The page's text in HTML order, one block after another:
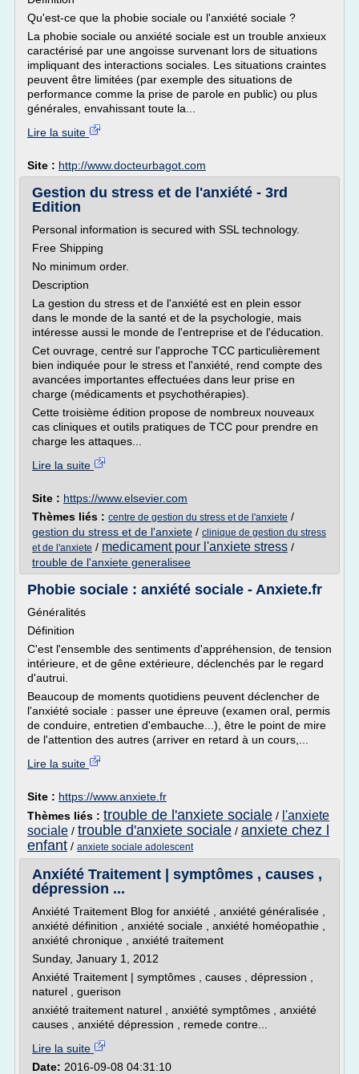
Qu'est-ce que la phobie sociale ou l'anxiété sociale ?
La phobie sociale ou anxiété sociale est un trouble anxieux
caractérisé par une angoisse survenant lors de situations
impliquant des interactions sociales. Les situations craintes
peuvent être limitées (par exemple des situations de
performance comme la prise de parole en public) ou plus
générales, envahissant toute la...
Lire la suite
Site : http://www.docteurbagot.com
Gestion du stress et de l'anxiété - 3rd
Edition
Personal information is secured with SSL technology.
Free Shipping
No minimum order.
Description
La gestion du stress et de l'anxiété est en plein essor
dans le monde de la santé et de la psychologie, mais
intéresse aussi le monde de l'entreprise et de l'éducation.
Cet ouvrage, centré sur l'approche TCC particulièrement
bien indiquée pour le stress et l'anxiété, rend compte des
avancées importantes effectuées dans leur prise en
charge (médicaments et psychothérapies).
Cette troisième édition propose de nombreux nouveaux
cas cliniques et outils pratiques de TCC pour prendre en
charge les attaques...
Lire la suite
Site : https://www.elsevier.com
Thèmes liés : centre de gestion du stress et de l'anxiete /
gestion du stress et de l'anxiete / clinique de gestion du stress
et de l'anxiete / medicament pour l'anxiete stress /
trouble de l'anxiete generalisee
Phobie sociale : anxiété sociale - Anxiete.fr
Généralités
Définition
C'est l'ensemble des sentiments d'appréhension, de tension
intérieure, et de gêne extérieure, déclenchés par le regard
d'autrui.
Beaucoup de moments quotidiens peuvent déclencher de
l'anxiété sociale : passer une épreuve (examen oral, permis
de conduire, entretien d'embauche...), être le point de mire
de l'attention des autres (arriver en retard à un cours,...
Lire la suite
Site : https://www.anxiete.fr
Thèmes liés : trouble de l'anxiete sociale / l'anxiete
sociale / trouble d'anxiete sociale / anxiete chez l
enfant / anxiete sociale adolescent
Anxiété Traitement | symptômes , causes ,
dépression ...
Anxiété Traitement Blog for anxiété , anxiété généralisée ,
anxiété définition , anxiété sociale , anxiété homéopathie ,
anxiété chronique , anxiété traitement
Sunday, January 1, 2012
Anxiété Traitement | symptômes , causes , dépression ,
naturel , guerison
anxiété traitement naturel , anxiété symptômes , anxiété
causes , anxiété dépression , remede contre...
Lire la suite
Date: 2016-09-08 04:31:10